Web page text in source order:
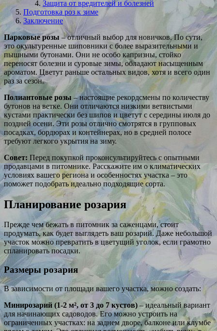
Защита от вредителей и болезней
Подготовка роз к зиме
Заключение
Парковые розы – отличный выбор для новичков. По сути,
это окультуренные шиповники с более выразительными и
пышными бутонами. Они не особо капризны, стойко
переносят болезни и суровые зимы, обладают насыщенным
ароматом. Цветут раньше остальных видов, хотя и всего один
раз за сезон.
Полиантовые розы – настоящие рекордсмены по количеству
бутонов на ветке. Они отличаются низкими ветвистыми
кустами практически без шипов и цветут с середины июля до
поздней осени. Эти розы отлично смотрятся в групповых
посадках, бордюрах и контейнерах, но в средней полосе
требуют легкого укрытия на зиму.
Совет: Перед покупкой проконсультируйтесь с опытными
продавцами в питомнике. Расскажите им о климатических
условиях вашего региона и особенностях участка – это
поможет подобрать идеально подходящие сорта.
Планирование розария
Прежде чем бежать в питомник за саженцами, стоит
продумать, как будет выглядеть ваш розарий. Даже небольшой
участок можно превратить в цветущий уголок, если грамотно
спланировать посадки.
Размеры розария
В зависимости от площади вашего участка, можно создать:
Минирозарий (1-2 м², от 3 до 7 кустов)– идеальный вариант
для начинающих садоводов. Его можно устроить на
ограниченных участках: на заднем дворе, балконе или клумбе